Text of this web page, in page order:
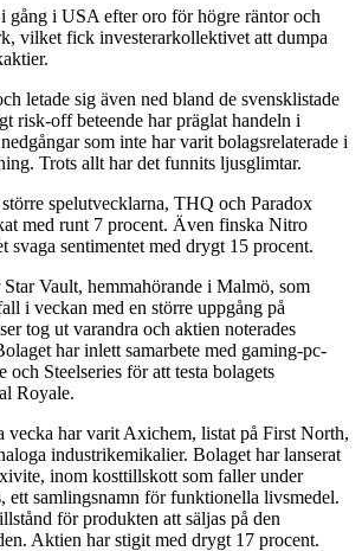
gång i USA efter oro för högre räntor och
vilket fick investerarkollektivet att dumpa
letade sig även ned bland de svensklistade
risk-off beteende har präglat handeln i
som inte har varit bolagsrelaterade i
Trots allt har det funnits ljusglimtar.
spelutvecklarna, THQ och Paradox
med runt 7 procent. Även finska Nitro
svaga sentimentet med drygt 15 procent.
Vault, hemmahörande i Malmö, som
i veckan med en större uppgång på
tog ut varandra och aktien noterades
har inlett samarbete med gaming-pc-
Steelseries för att testa bolagets
Royale.
vecka har varit Axichem, listat på First North,
industrikemikalier. Bolaget har lanserat
inom kosttillskott som faller under
ett samlingsnamn för funktionella livsmedel.
för produkten att säljas på den
Aktien har stigit med drygt 17 procent.